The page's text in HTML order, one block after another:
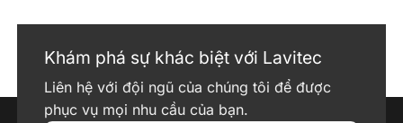
Khám phá sự khác biệt với Lavitec
Liên hệ với đội ngũ của chúng tôi để được
phục vụ mọi nhu cầu của bạn.